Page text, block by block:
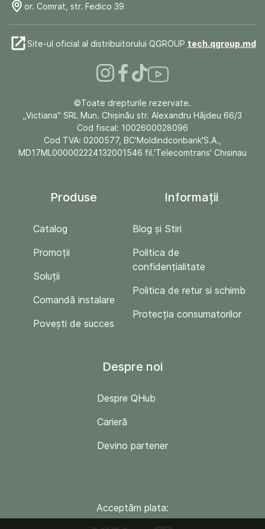
or. Comrat, str. Fedico 39
Site-ul oficial al distribuitorului QGROUP tech.qgroup.md
©Toate drepturile rezervate.
„Victiana" SRL Mun. Chişinău str. Alexandru Hâjdeu 66/3
Cod fiscal: 1002600028096
Cod TVA: 0200577, BC'Moldindconbank'S.A.,
MD17ML000002224132001546 fil.'Telecomtrans' Chisinau
Produse
Catalog
Promoții
Soluții
Comandă instalare
Povești de succes
Informații
Blog și Stiri
Politica de
confidențialitate
Politica de retur si schimb
Protecția consumatorilor
Despre noi
Despre QHub
Carieră
Devino partener
Acceptăm plata: